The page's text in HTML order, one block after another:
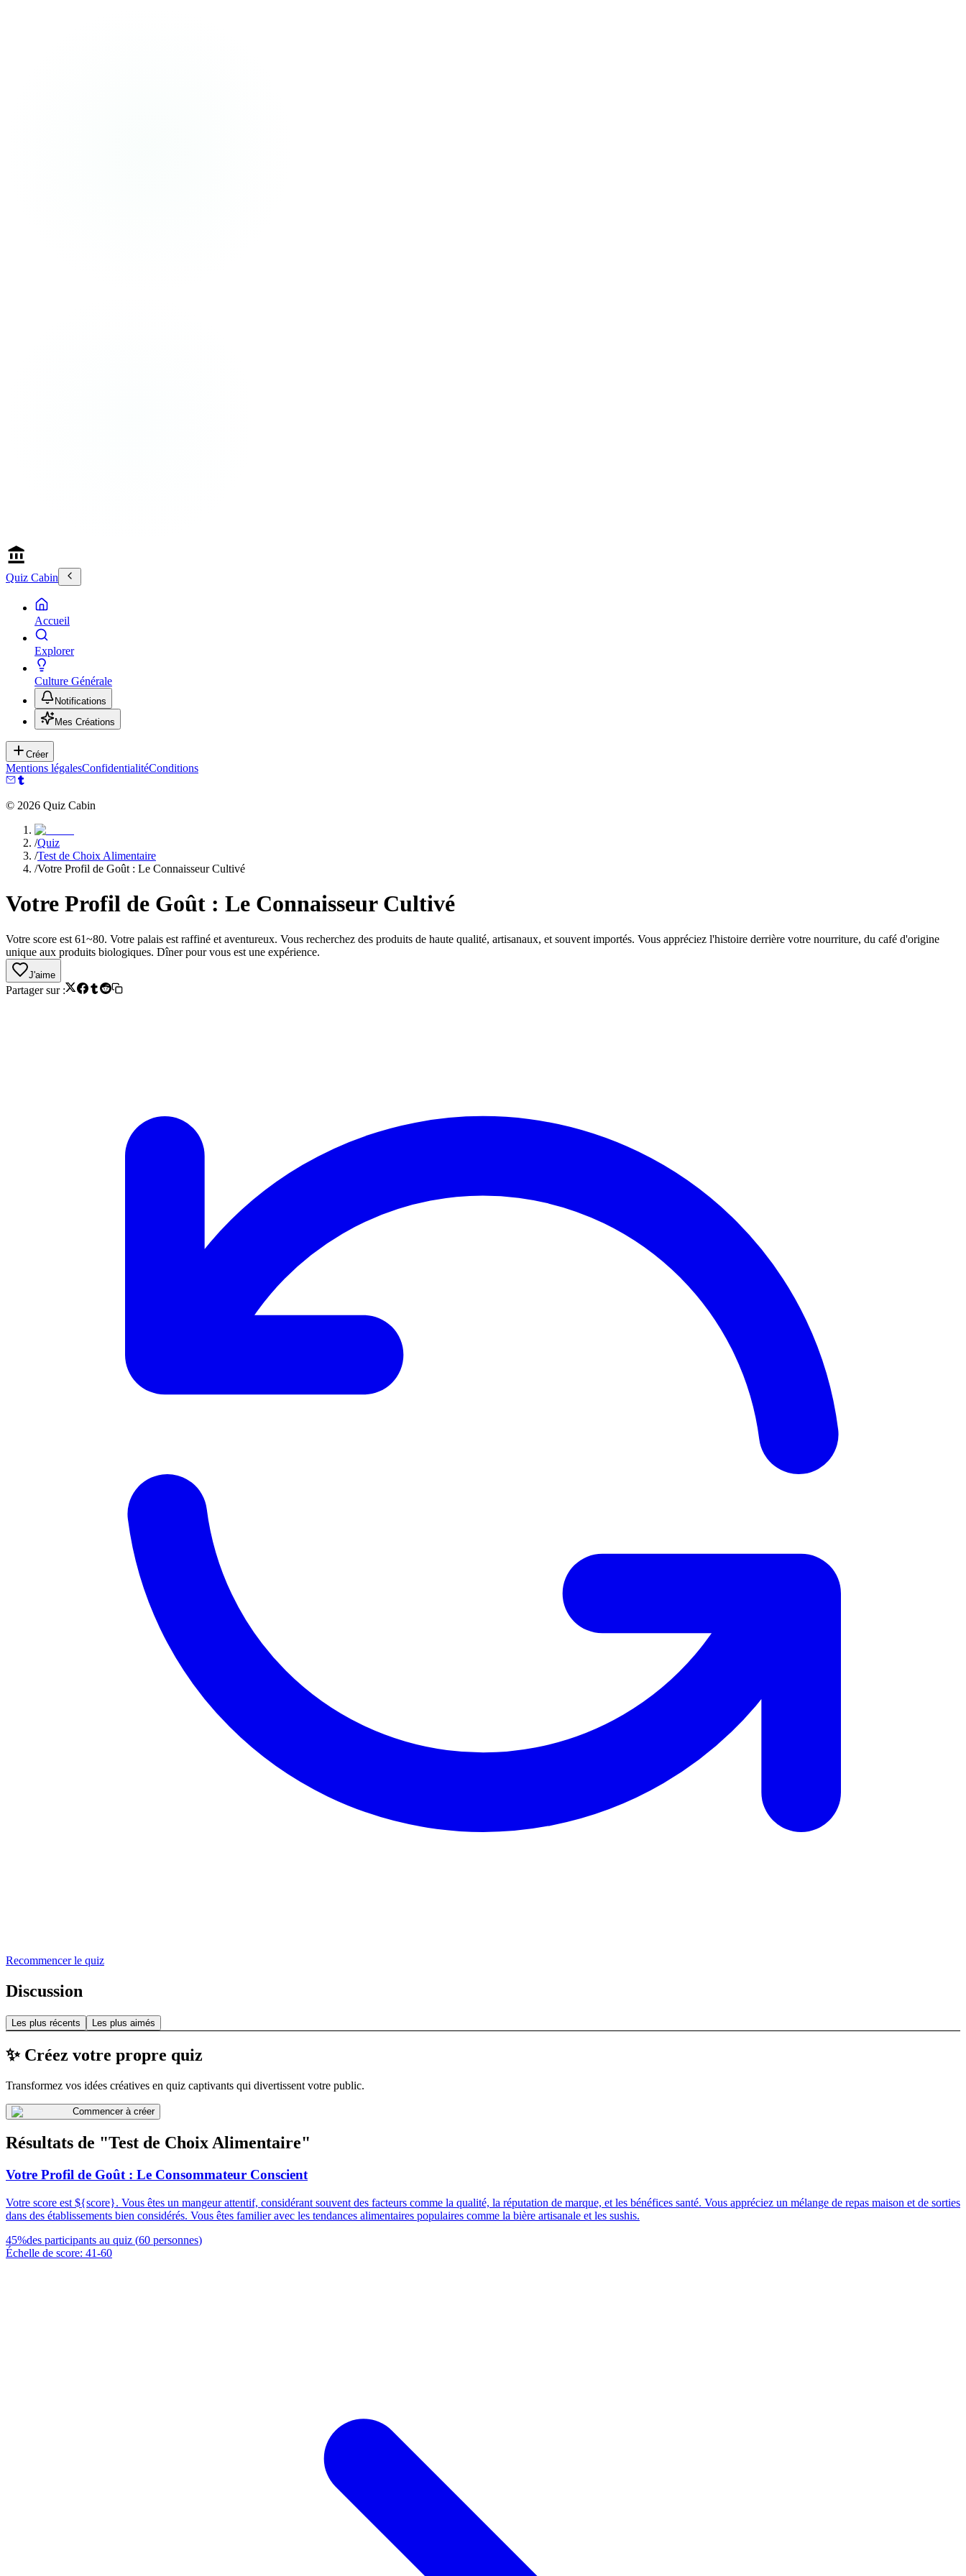
Quiz Cabin
Accueil
Explorer
Culture Générale
Notifications
Mes Créations
Créer
Mentions légalesConfidentialitéConditions
© 2026 Quiz Cabin
/Quiz
/Test de Choix Alimentaire
/Votre Profil de Goût : Le Connaisseur Cultivé
Votre Profil de Goût : Le Connaisseur Cultivé
Votre score est 61~80. Votre palais est raffiné et aventureux. Vous recherchez des produits de haute qualité, artisanaux, et souvent importés. Vous appréciez l'histoire derrière votre nourriture, du café d'origine
unique aux produits biologiques. Dîner pour vous est une expérience.
J'aime
Partager sur :
Recommencer le quiz
Discussion
Les plus récents Les plus aimés
✨ Créez votre propre quiz
Transformez vos idées créatives en quiz captivants qui divertissent votre public.
Commencer à créer
Résultats de "Test de Choix Alimentaire"
Votre Profil de Goût : Le Consommateur Conscient
Votre score est ${score}. Vous êtes un mangeur attentif, considérant souvent des facteurs comme la qualité, la réputation de marque, et les bénéfices santé. Vous appréciez un mélange de repas maison et de sorties
dans des établissements bien considérés. Vous êtes familier avec les tendances alimentaires populaires comme la bière artisanale et les sushis.
45%des participants au quiz (60 personnes)
Échelle de score: 41-60